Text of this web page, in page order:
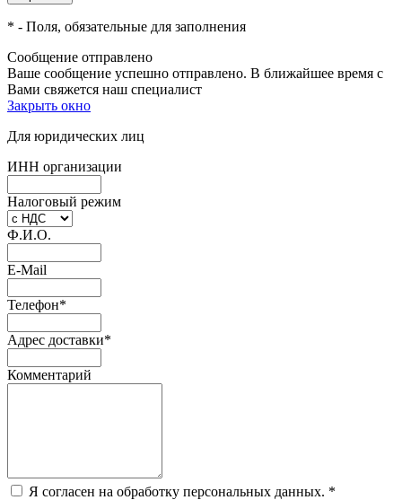
* - Поля, обязательные для заполнения
Сообщение отправлено
Ваше сообщение успешно отправлено. В ближайшее время с
Вами свяжется наш специалист
Закрыть окно
Для юридических лиц
ИНН организации
Налоговый режим
Ф.И.О.
E-Mail
Телефон*
Адрес доставки*
Комментарий
Я согласен на обработку персональных данных. *